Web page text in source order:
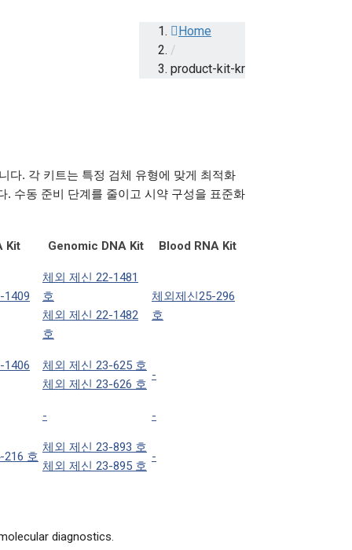
Home
/
product-kit-kr
다. 각 키트는 특정 검체 유형에 맞게 최적화
수동 준비 단계를 줄이고 시약 구성을 표준화
Kit Genomic DNA Kit Blood RNA Kit
1409
체외 제신 22-1481
호
체외 제신 22-1482
호
체외제신25-296
호
1406
체외 제신 23-625 호
체외 제신 23-626 호
-
- -
216 호
체외 제신 23-893 호
체외 제신 23-895 호
-
diagnostics.